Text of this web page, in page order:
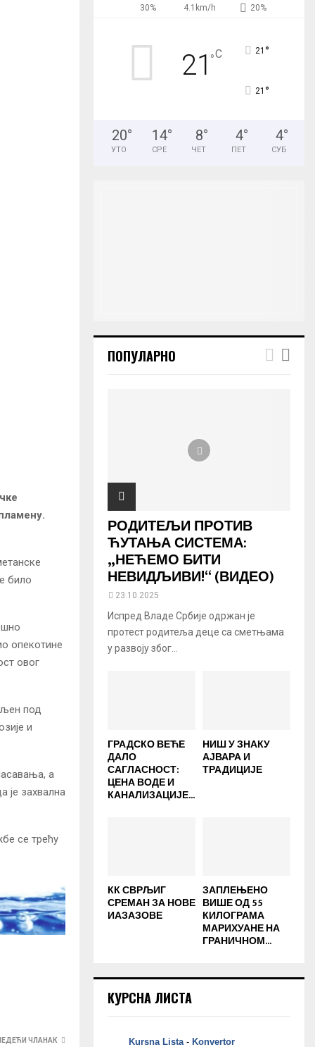
било
опекотине
овог
под
и
а
је захвална
се трећу
ЧЛАНАК
30% 4.1km/h 20%
21°C 21 °
21 °
20°
УТО
14°
СРЕ
8°
ЧЕТ
4°
ПЕТ
4°
СУБ
ПОПУЛАРНО
РОДИТЕЉИ ПРОТИВ
ЋУТАЊА СИСТЕМА:
„НЕЋЕМО БИТИ
НЕВИДЉИВИ!“ (ВИДЕО)
23.10.2025
Испред Владе Србије одржан је
протест родитеља деце са сметњама
у развоју због...
ГРАДСКО ВЕЋЕ
ДАЛО
САГЛАСНОСТ:
ЦЕНА ВОДЕ И
КАНАЛИЗАЦИЈЕ...
НИШ У ЗНАКУ
АЈВАРА И
ТРАДИЦИЈЕ
КК СВРЉИГ
СРЕМАН ЗА НОВЕ
ИАЗАЗОВЕ
ЗАПЛЕЊЕНО
ВИШЕ ОД 55
КИЛОГРАМА
МАРИХУАНЕ НА
ГРАНИЧНОМ...
КУРСНА ЛИСТА